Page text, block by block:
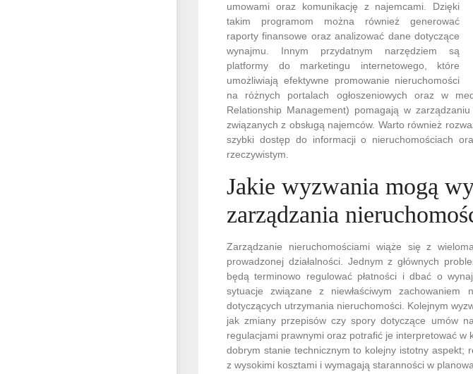
umowami oraz komunikację z najemcami. Dzięki
takim programom można również generować
raporty finansowe oraz analizować dane dotyczące
wynajmu. Innym przydatnym narzędziem są
platformy do marketingu internetowego, które
umożliwiają efektywne promowanie nieruchomości
na różnych portalach ogłoszeniowych oraz w
Relationship Management) pomagają w
związanych z obsługą najemców. Warto również
szybki dostęp do informacji o nieruchomościach
rzeczywistym.
Jakie wyzwania mogą
zarządzania
Zarządzanie nieruchomościami wiąże się z
prowadzonej działalności. Jednym z głównych
będą terminowo regulować płatności i dbać o
sytuacje związane z niewłaściwym
dotyczących utrzymania nieruchomości. Kolejnym
jak zmiany przepisów czy spory dotyczące umów
regulacjami prawnymi oraz potrafić je interpretować w
dobrym stanie technicznym to kolejny istotny aspekt;
z wysokimi kosztami i wymagają staranności w